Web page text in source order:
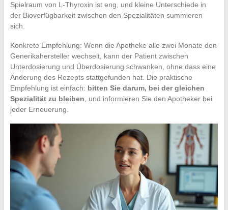
Spielraum von L-Thyroxin ist eng, und kleine Unterschiede in
der Bioverfügbarkeit zwischen den Spezialitäten summieren
sich.
Konkrete Empfehlung: Wenn die Apotheke alle zwei Monate den
Generikahersteller wechselt, kann der Patient zwischen
Unterdosierung und Überdosierung schwanken, ohne dass eine
Änderung des Rezepts stattgefunden hat. Die praktische
Empfehlung ist einfach: bitten Sie darum, bei der gleichen
Spezialität zu bleiben , und informieren Sie den Apotheker bei
jeder Erneuerung.